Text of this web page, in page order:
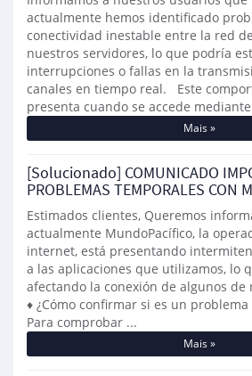
actualmente hemos identificado
conectividad inestable entre la red
nuestros servidores, lo que podría
interrupciones o fallas en la
canales en tiempo real. Este
presenta cuando se accede
Mais »
[Solucionado] COMUNICADO
PROBLEMAS TEMPORALES CON
Estimados clientes, Queremos
actualmente MundoPacífico, la
internet, está presentando
a las aplicaciones que utilizamos, lo
afectando la conexión de algunos de
♦ ¿Cómo confirmar si es un
Para comprobar ...
Mais »